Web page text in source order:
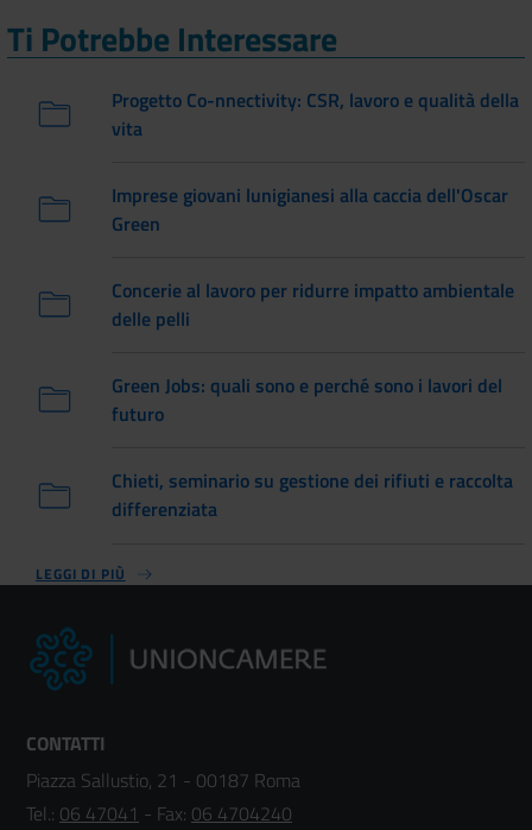
Ti Potrebbe Interessare
Progetto Co-nnectivity: CSR, lavoro e qualità della
vita
Imprese giovani lunigianesi alla caccia dell'Oscar
Green
Concerie al lavoro per ridurre impatto ambientale
delle pelli
Green Jobs: quali sono e perché sono i lavori del
futuro
Chieti, seminario su gestione dei rifiuti e raccolta
differenziata
LEGGI DI PIÙ
CONTATTI
Piazza Sallustio, 21 - 00187 Roma
Tel.: 06 47041 - Fax: 06 4704240